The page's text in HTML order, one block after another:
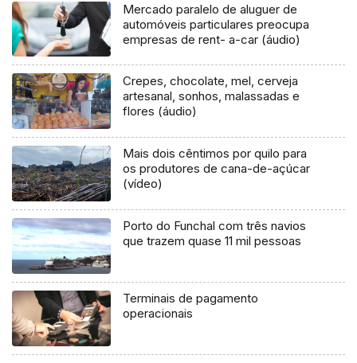
Mercado paralelo de aluguer de
automóveis particulares preocupa
empresas de rent- a-car (áudio)
Crepes, chocolate, mel, cerveja
artesanal, sonhos, malassadas e
flores (áudio)
Mais dois cêntimos por quilo para
os produtores de cana-de-açúcar
(vídeo)
Porto do Funchal com três navios
que trazem quase 11 mil pessoas
Terminais de pagamento
operacionais